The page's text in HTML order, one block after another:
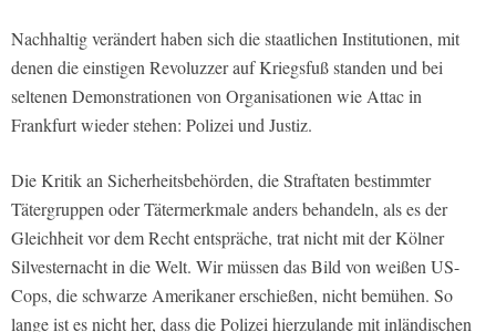
Nachhaltig verändert haben sich die staatlichen Institutionen, mit
denen die einstigen Revoluzzer auf Kriegsfuß standen und bei
seltenen Demonstrationen von Organisationen wie Attac in
Frankfurt wieder stehen: Polizei und Justiz.
Die Kritik an Sicherheitsbehörden, die Straftaten bestimmter
Tätergruppen oder Tätermerkmale anders behandeln, als es der
Gleichheit vor dem Recht entspräche, trat nicht mit der Kölner
Silvesternacht in die Welt. Wir müssen das Bild von weißen US-
Cops, die schwarze Amerikaner erschießen, nicht bemühen. So
lange ist es nicht her, dass die Polizei hierzulande mit inländischen